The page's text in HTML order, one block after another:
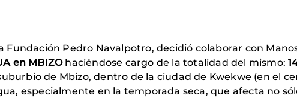
Fundación Pedro Navalpotro, decidió colaborar con
en MBIZOhaciéndose cargo de la totalidad del mismo:
de Mbizo, dentro de la ciudad de Kwekwe (en el
especialmente en la temporada seca, que afecta no